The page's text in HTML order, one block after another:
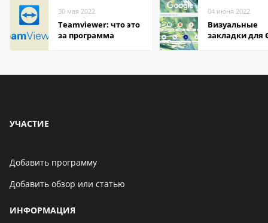
30 мая 2022
Teamviewer: что это
за программа
04 июня 2022
Визуальные
закладки для
УЧАСТИЕ
Добавить программу
Добавить обзор или статью
ИНФОРМАЦИЯ